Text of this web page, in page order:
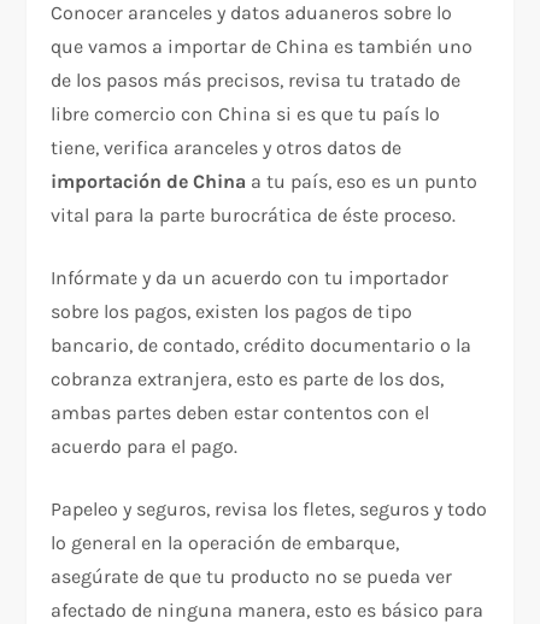
Conocer aranceles y datos aduaneros sobre lo
que vamos a importar de China es también uno
de los pasos más precisos, revisa tu tratado de
libre comercio con China si es que tu país lo
tiene, verifica aranceles y otros datos de
importación de China a tu país, eso es un punto
vital para la parte burocrática de éste proceso.
Infórmate y da un acuerdo con tu importador
sobre los pagos, existen los pagos de tipo
bancario, de contado, crédito documentario o la
cobranza extranjera, esto es parte de los dos,
ambas partes deben estar contentos con el
acuerdo para el pago.
Papeleo y seguros, revisa los fletes, seguros y todo
lo general en la operación de embarque,
asegúrate de que tu producto no se pueda ver
afectado de ninguna manera, esto es básico para